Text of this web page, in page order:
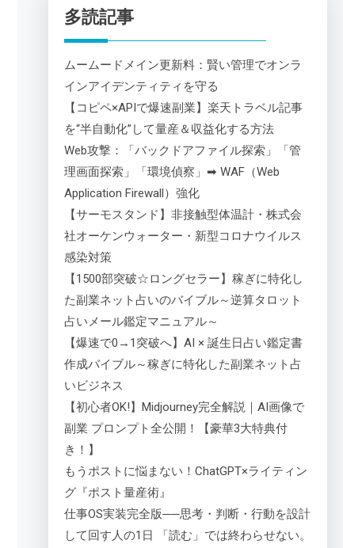
多読記事
ムームードメイン更新料：賢い管理でオンラ
インアイデンティティを守る
【コピペ×APIで爆速副業】楽天トラベル記事
を“半自動化”して量産＆収益化する方法
Web攻撃：「バックドアファイル探索」「管
理画面探索」「環境偵察」➡ WAF（Web
Application Firewall）強化
【サーモスタンド】非接触型体温計・株式会
社オーケンウォーター・新型コロナウイルス
感染対策
【1500部突破☆ロングセラー】稼ぎに特化し
た副業ネット占いのバイブル～逆算タロット
占いメール鑑定マニュアル～
【爆速で0→1突破へ】AI × 誕生日占い鑑定書
作成バイブル～稼ぎに特化した副業ネット占
いビジネス
【初心者OK!】Midjourney完全解説｜AI画像で
副業 プロンプト全公開！【豪華3大特典付
き！】
もうポストに悩まない！ChatGPT×ライティン
グ『ポスト量産術』
仕事OS実装完全版──思考・判断・行動を設計
して回す人の1日 「読む」では終わらせない。